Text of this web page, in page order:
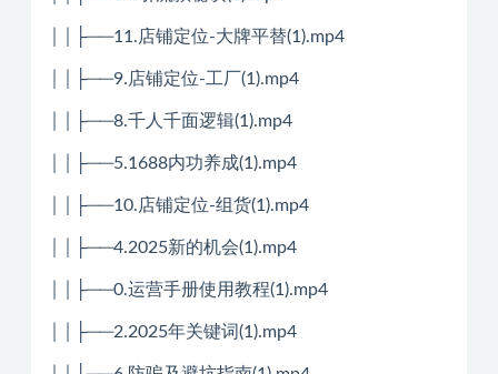
││├──11.店铺定位-大牌平替(1).mp4
││├──9.店铺定位-工厂(1).mp4
││├──8.千人千面逻辑(1).mp4
││├──5.1688内功养成(1).mp4
││├──10.店铺定位-组货(1).mp4
││├──4.2025新的机会(1).mp4
││├──0.运营手册使用教程(1).mp4
││├──2.2025年关键词(1).mp4